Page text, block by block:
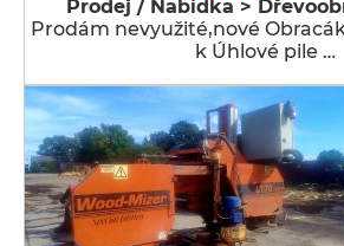
Prodej / Nabídka >
Prodám nevyužité,nové
k Úhlové pile …